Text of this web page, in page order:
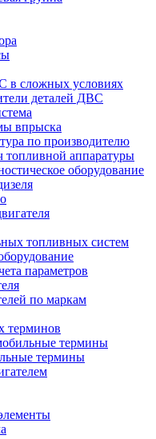
в сложных условиях
деталей ДВС
впрыска
по производителю
топливной аппаратуры
оборудование
топливных систем
параметров
по маркам
терминов
термины
термины